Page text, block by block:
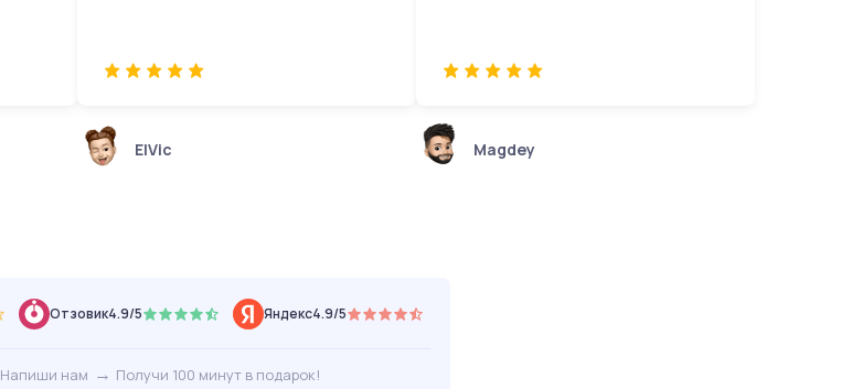
ElVic Magdey
Отзовик4.9/5 Яндекс4.9/5
Напиши нам → Получи 100 минут в подарок!